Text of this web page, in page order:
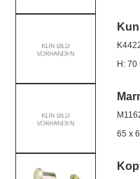
H:
65 x